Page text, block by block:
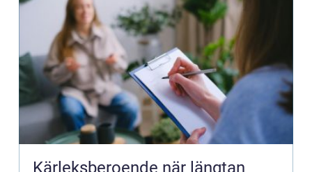
Kärleksberoende när längtan